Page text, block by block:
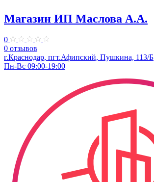
Магазин ИП Маслова А.А.
0
0 отзывов
г.Краснодар, пгт.Афипский, Пушкина, 113/Б
Пн-Вс 09:00-19:00